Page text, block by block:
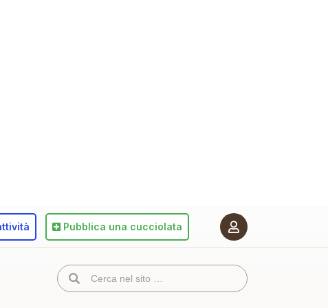
Pubblica una cucciolata